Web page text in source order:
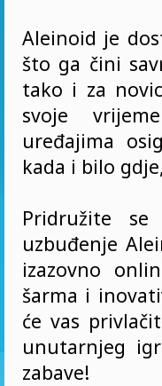
Aleinoid je
što ga čini
tako i za
svoje
uređajima
kada i bilo
Pridružite
uzbuđenje
izazovno
šarma i
će vas
unutarnjeg
zabave!